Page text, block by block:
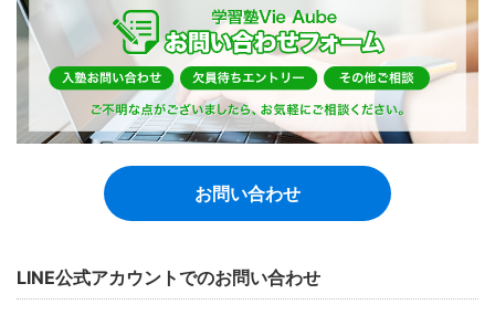
お問い合わせ
LINE公式アカウントでのお問い合わせ